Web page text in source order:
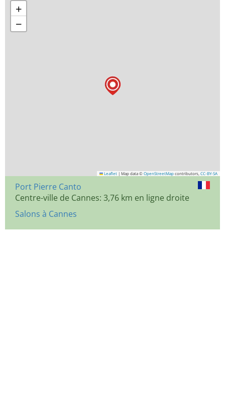
+
−
Leaflet | Map data © OpenStreetMap contributors, CC-BY-SA
Port Pierre Canto
Centre-ville de Cannes: 3,76 km en ligne droite
Salons à Cannes